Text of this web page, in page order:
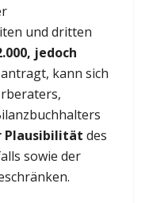
und dritten
jedoch
kann sich
Plausibilität des
sowie der